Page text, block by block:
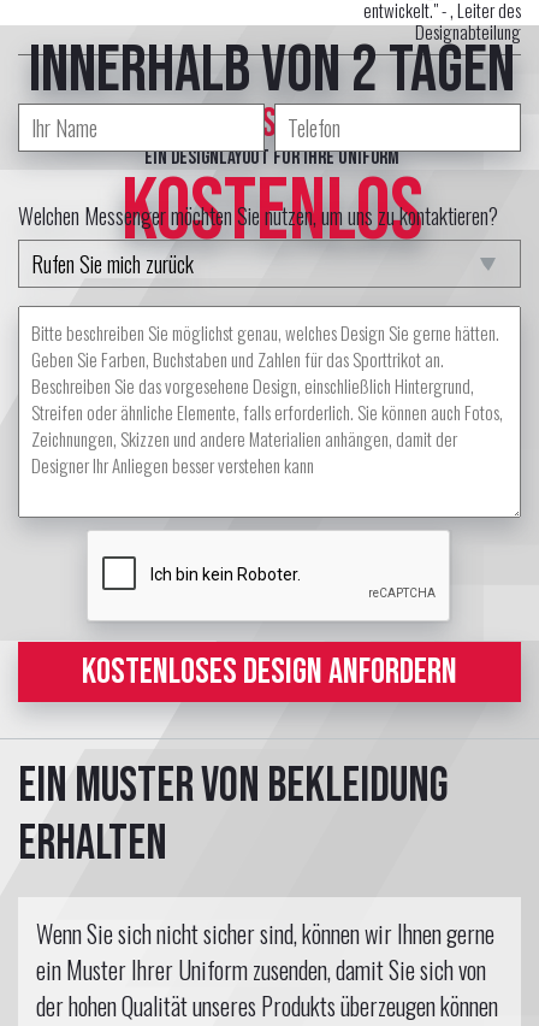
entwickelt." -, Leiter des
Designabteilung
innerhalb von 2 Tagen
erstellt professional Designer
ein Designlayout für Ihre Uniform
KOSTENLOS
Welchen Messenger möchten Sie nutzen, um uns zu kontaktieren?
KOSTENLOSES DESIGN ANFORDERN
Ein Muster von Bekleidung
erhalten
Wenn Sie sich nicht sicher sind, können wir Ihnen gerne
ein Muster Ihrer Uniform zusenden, damit Sie sich von
der hohen Qualität unseres Produkts überzeugen können